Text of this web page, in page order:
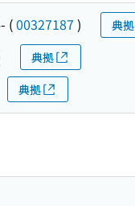
(00327187 ) 典拠
典拠
典拠